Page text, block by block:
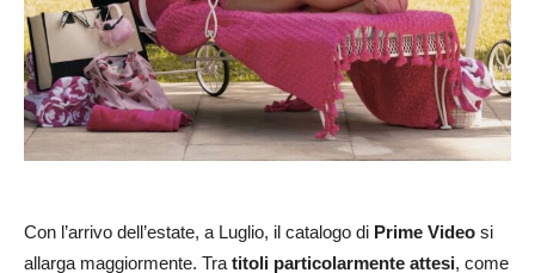
Con l’arrivo dell’estate, a Luglio, il catalogo di Prime Video si
allarga maggiormente. Tra titoli particolarmente attesi, come